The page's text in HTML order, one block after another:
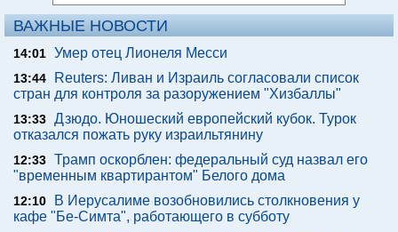
ВАЖНЫЕ НОВОСТИ
14:01 Умер отец Лионеля Месси
13:44
Reuters: Ливан и Израиль согласовали список
стран для контроля за разоружением "Хизбаллы"
13:33 Дзюдо. Юношеский европейский кубок. Турок
отказался пожать руку израильтянину
12:33 Трамп оскорблен: федеральный суд назвал его
"временным квартирантом" Белого дома
12:10
В Иерусалиме возобновились столкновения у
кафе "Бе-Симта", работающего в субботу